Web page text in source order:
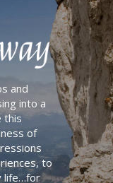
and
into a
this
of
to
life…for